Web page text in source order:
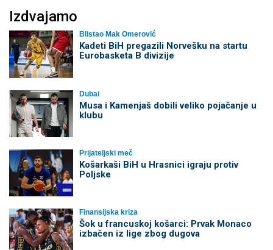
Izdvajamo
Blistao Mak Omerović
Kadeti BiH pregazili Norvešku na startu
Eurobasketa B divizije
Dubai
Musa i Kamenjaš dobili veliko pojačanje u
klubu
Prijateljski meč
Košarkaši BiH u Hrasnici igraju protiv
Poljske
Finansijska kriza
Šok u francuskoj košarci: Prvak Monaco
izbačen iz lige zbog dugova